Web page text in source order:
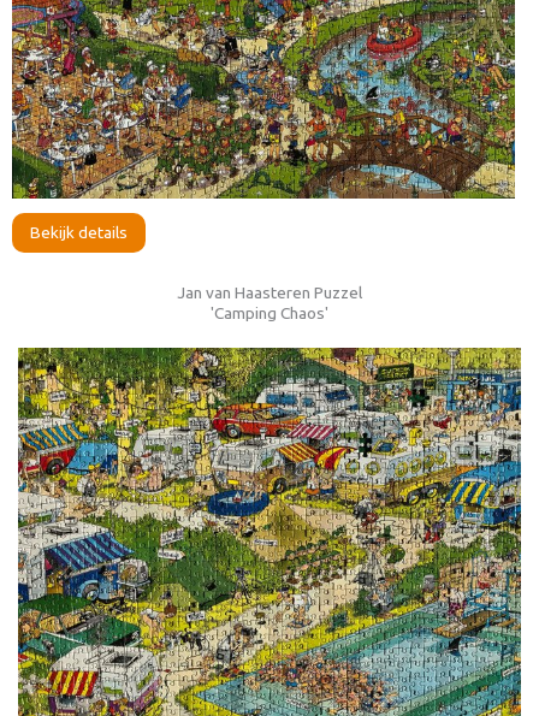
Bekijk details
Jan van Haasteren Puzzel
'Camping Chaos'